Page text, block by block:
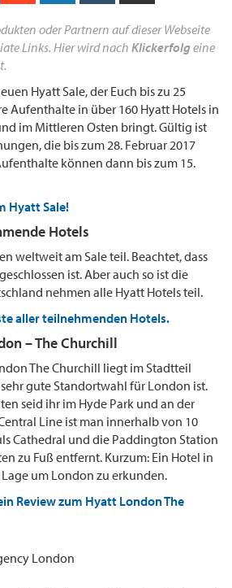
oder Partnern auf dieser Webseite
Links. Hier wird nach Klickerfolg eine
Hyatt Sale, der Euch bis zu 25
Aufenthalte in über 160 Hyatt Hotels in
im Mittleren Osten bringt. Gültig ist
die bis zum 28. Februar 2017
können dann bis zum 15.
Hyatt Sale!
Hotels
weltweit am Sale teil. Beachtet, dass
ist. Aber auch so ist die
nehmen alle Hyatt Hotels teil.
aller teilnehmenden Hotels.
– The Churchill
The Churchill liegt im Stadtteil
gute Standortwahl für London ist.
seid ihr im Hyde Park und an der
Line ist man innerhalb von 10
Cathedral und die Paddington Station
zu Fuß entfernt. Kurzum: Ein Hotel in
um London zu erkunden.
Review zum Hyatt London The